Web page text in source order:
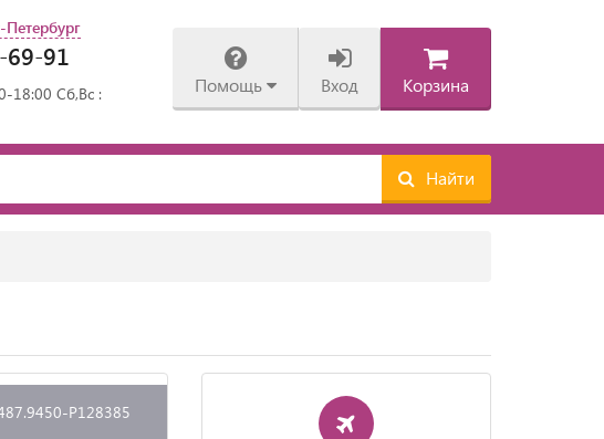
Петербург
69-91
18:00 Сб,Вс :
Помощь Вход Корзина
Найти
P128385